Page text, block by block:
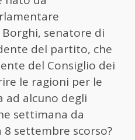
senatore di
del partito, che
del Consiglio dei
le ragioni per le
ad alcuno degli
settimana da
settembre scorso?